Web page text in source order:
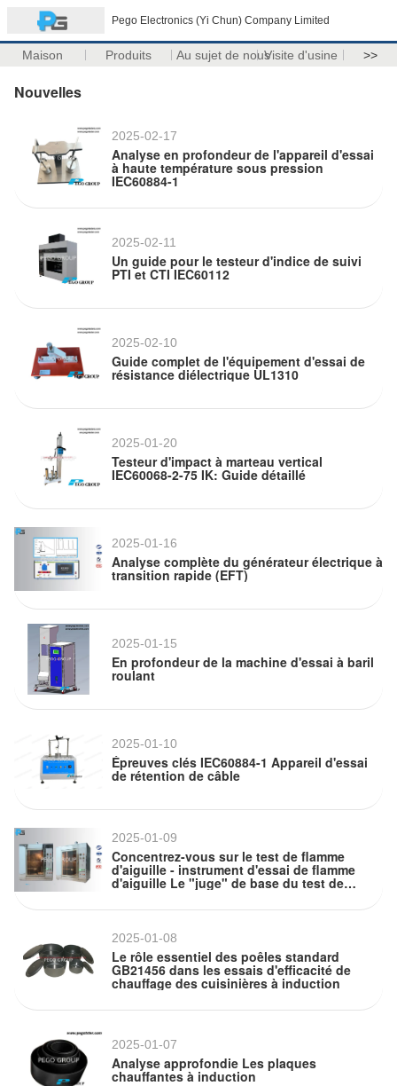
Pego Electronics (Yi Chun) Company Limited
Maison Produits Au sujet de nousVisite d'usine >>
Nouvelles
2025-02-17
Analyse en profondeur de l'appareil d'essai
à haute température sous pression
IEC60884-1
2025-02-11
Un guide pour le testeur d'indice de suivi
PTI et CTI IEC60112
2025-02-10
Guide complet de l'équipement d'essai de
résistance diélectrique UL1310
2025-01-20
Testeur d'impact à marteau vertical
IEC60068-2-75 IK: Guide détaillé
2025-01-16
Analyse complète du générateur électrique à
transition rapide (EFT)
2025-01-15
En profondeur de la machine d'essai à baril
roulant
2025-01-10
Épreuves clés IEC60884-1 Appareil d'essai
de rétention de câble
2025-01-09
Concentrez-vous sur le test de flamme
d'aiguille - instrument d'essai de flamme
d'aiguille Le "juge" de base du test de
résistance à la flamme du matériau
2025-01-08
Le rôle essentiel des poêles standard
GB21456 dans les essais d'efficacité de
chauffage des cuisinières à induction
2025-01-07
Analyse approfondie Les plaques
chauffantes à induction